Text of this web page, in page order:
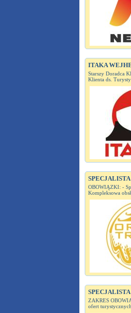
ITAKA
Starszy Doradca
Klienta ds.
OBOWIĄZKI: -
Kompleksowa
ZAKRES
ofert